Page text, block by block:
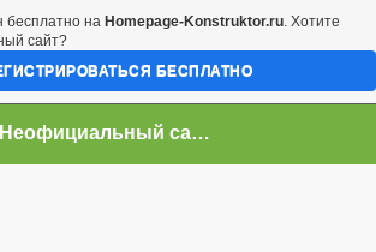
Неофициальный сайт город Арциз
бесплатно на Homepage-Konstruktor.ru. Хотите
сайт?
БЕСПЛАТНО